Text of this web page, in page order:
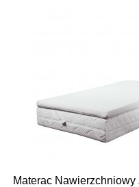
Materac